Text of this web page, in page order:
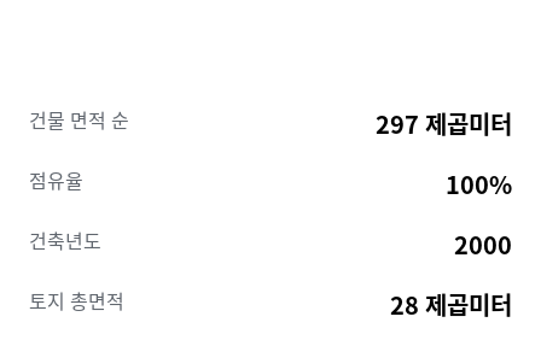
comme la Gare de Vénissieux. Situé à proximité des
20 minutes de l'Aéroport Lyon Saint-Exupéry et de la
l'accessibilité des affaires.
Dans le cadre du projet "Lyon Porte des Alpes",
건물 면적 순 297 제곱미터
점유율 100%
건축년도 2000
토지 총면적 28 제곱미터